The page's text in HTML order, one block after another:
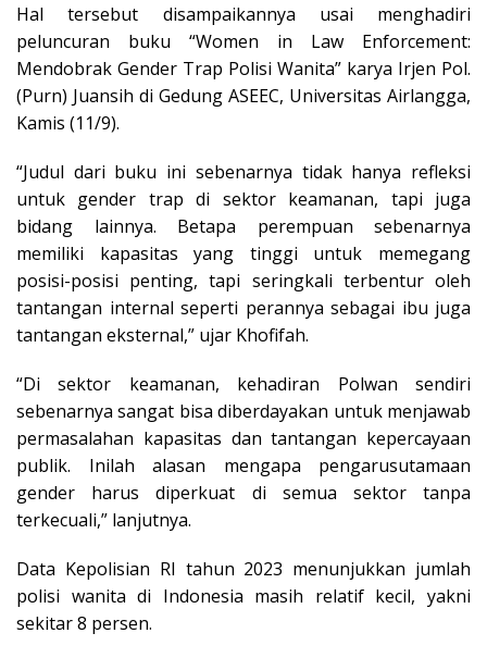
Hal tersebut disampaikannya usai menghadiri
peluncuran buku “Women in Law Enforcement:
Mendobrak Gender Trap Polisi Wanita” karya Irjen Pol.
(Purn) Juansih di Gedung ASEEC, Universitas Airlangga,
Kamis (11/9).
“Judul dari buku ini sebenarnya tidak hanya refleksi
untuk gender trap di sektor keamanan, tapi juga
bidang lainnya. Betapa perempuan sebenarnya
memiliki kapasitas yang tinggi untuk memegang
posisi-posisi penting, tapi seringkali terbentur oleh
tantangan internal seperti perannya sebagai ibu juga
tantangan eksternal,” ujar Khofifah.
“Di sektor keamanan, kehadiran Polwan sendiri
sebenarnya sangat bisa diberdayakan untuk menjawab
permasalahan kapasitas dan tantangan kepercayaan
publik. Inilah alasan mengapa pengarusutamaan
gender harus diperkuat di semua sektor tanpa
terkecuali,” lanjutnya.
Data Kepolisian RI tahun 2023 menunjukkan jumlah
polisi wanita di Indonesia masih relatif kecil, yakni
sekitar 8 persen.